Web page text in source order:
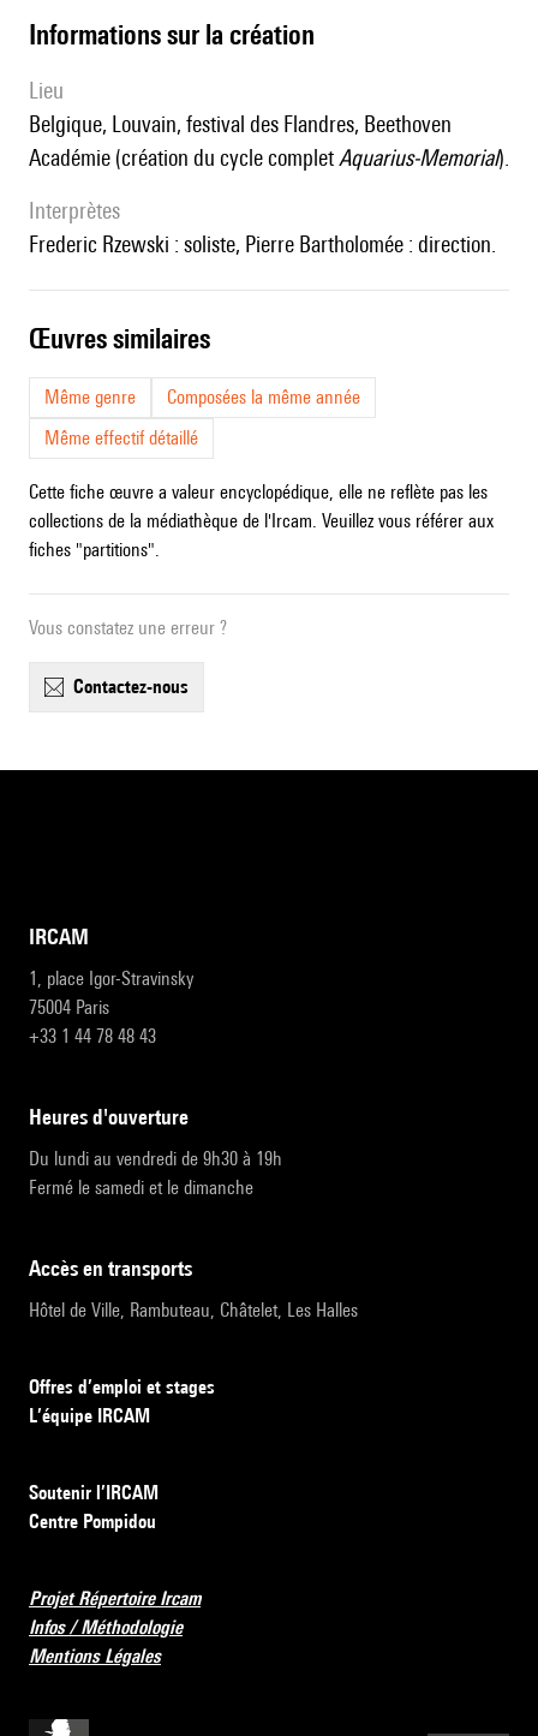
informations sur la création
lieu
Belgique, Louvain, festival des Flandres, Beethoven
Académie (création du cycle complet Aquarius-Memorial).
interprètes
Frederic Rzewski : soliste, Pierre Bartholomée : direction.
œuvres similaires
Même genre
Composées la même année
Même effectif détaillé
Cette fiche œuvre a valeur encyclopédique, elle ne reflète pas les
collections de la médiathèque de l'Ircam. Veuillez vous référer aux
fiches "partitions".
Vous constatez une erreur ?
contactez-nous
IRCAM
1, place Igor-Stravinsky
75004 Paris
+33 1 44 78 48 43
heures d'ouverture
Du lundi au vendredi de 9h30 à 19h
Fermé le samedi et le dimanche
accès en transports
Hôtel de Ville, Rambuteau, Châtelet, Les Halles
Offres d’emploi et stages
L’équipe IRCAM
Soutenir l’IRCAM
Centre Pompidou
Projet Répertoire Ircam
Infos / Méthodologie
Mentions Légales